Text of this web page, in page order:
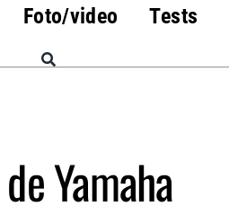
Foto/video Tests
Yamaha